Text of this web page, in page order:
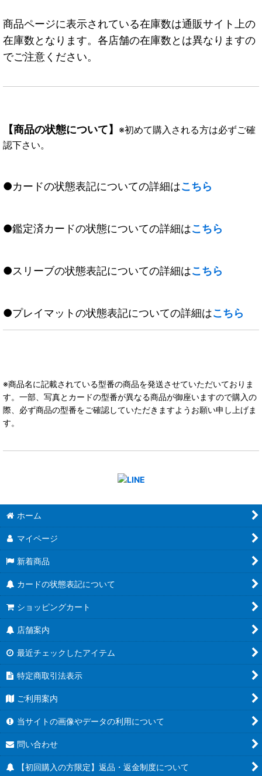
商品ページに表示されている在庫数は通販サイト上の
在庫数となります。各店舗の在庫数とは異なりますの
でご注意ください。
【商品の状態について】 ※初めて購入される方は必ずご確
認下さい。
●カードの状態表記についての詳細はこちら
●鑑定済カードの状態についての詳細はこちら
●スリーブの状態表記についての詳細はこちら
●プレイマットの状態表記についての詳細はこちら
※商品名に記載されている型番の商品を発送させていただいておりま
す。一部、写真とカードの型番が異なる商品が御座いますので購入の
際、必ず商品の型番をご確認していただきますようお願い申し上げま
す。
ホーム
マイページ
新着商品
カードの状態表記について
ショッピングカート
店舗案内
最近チェックしたアイテム
特定商取引法表示
ご利用案内
当サイトの画像やデータの利用について
問い合わせ
【初回購入の方限定】返品・返金制度について